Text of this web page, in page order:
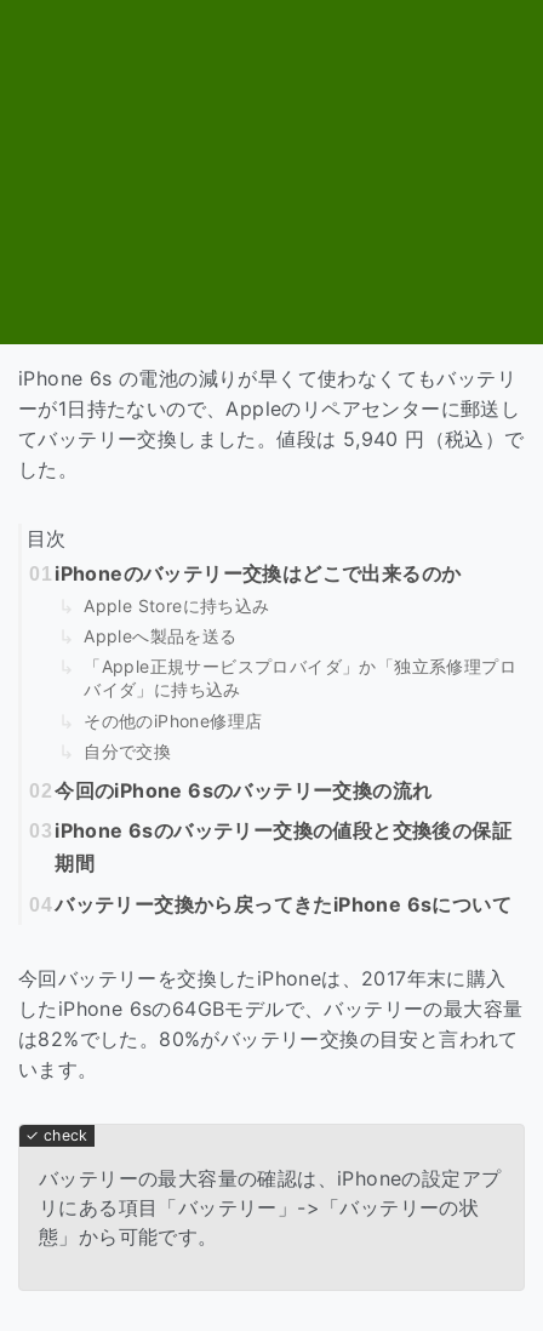
iPhone 6s の電池の減りが早くて使わなくてもバッテリ
ーが1日持たないので、Appleのリペアセンターに郵送し
てバッテリー交換しました。値段は 5,940 円（税込）で
した。
目次
iPhoneのバッテリー交換はどこで出来るのか
Apple Storeに持ち込み
Appleへ製品を送る
「Apple正規サービスプロバイダ」か「独立系修理プロ
バイダ」に持ち込み
その他のiPhone修理店
自分で交換
今回のiPhone 6sのバッテリー交換の流れ
iPhone 6sのバッテリー交換の値段と交換後の保証
期間
バッテリー交換から戻ってきたiPhone 6sについて
今回バッテリーを交換したiPhoneは、2017年末に購入
したiPhone 6sの64GBモデルで、バッテリーの最大容量
は82%でした。80%がバッテリー交換の目安と言われて
います。
バッテリーの最大容量の確認は、iPhoneの設定アプ
リにある項目「バッテリー」->「バッテリーの状
態」から可能です。